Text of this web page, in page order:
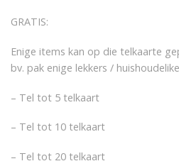
GRATIS:
Enige items kan op die telkaarte
bv. pak enige lekkers /
– Tel tot 5 telkaart
– Tel tot 10 telkaart
– Tel tot 20 telkaart